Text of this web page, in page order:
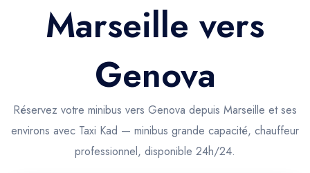
Nos services
Nos services
Trajet Gare SNCF
Trajet Port croisière
Trajet Séminaire
Trajet Santé
Réservation
Actualités & évènements
Contactez-nous
Marseille vers
Genova
Réservez votre minibus vers Genova depuis Marseille et ses
environs avec Taxi Kad — minibus grande capacité, chauffeur
professionnel, disponible 24h/24.